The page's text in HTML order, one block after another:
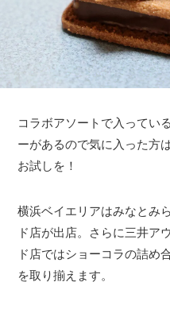
コラボアソートで入ってい
ーがあるので気に入った方
お試しを！
横浜ベイエリアはみなとみ
ド店が出店。さらに三井ア
ド店ではショーコラの詰め
を取り揃えます。